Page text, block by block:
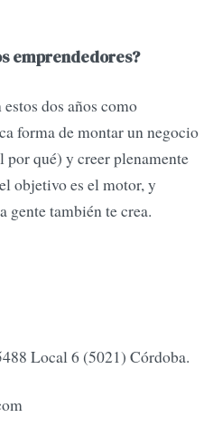
emprendedores?
dos años como
forma de montar un negocio
qué) y creer plenamente
objetivo es el motor, y
gente también te crea.
Local 6 (5021) Córdoba.